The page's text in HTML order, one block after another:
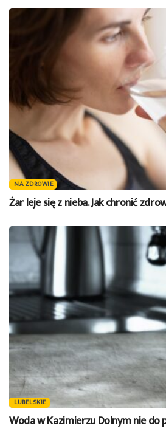
NA ZDROWIE
Żar leje się z nieba. Jak chronić
LUBELSKIE
Woda w Kazimierzu Dolnym nie do